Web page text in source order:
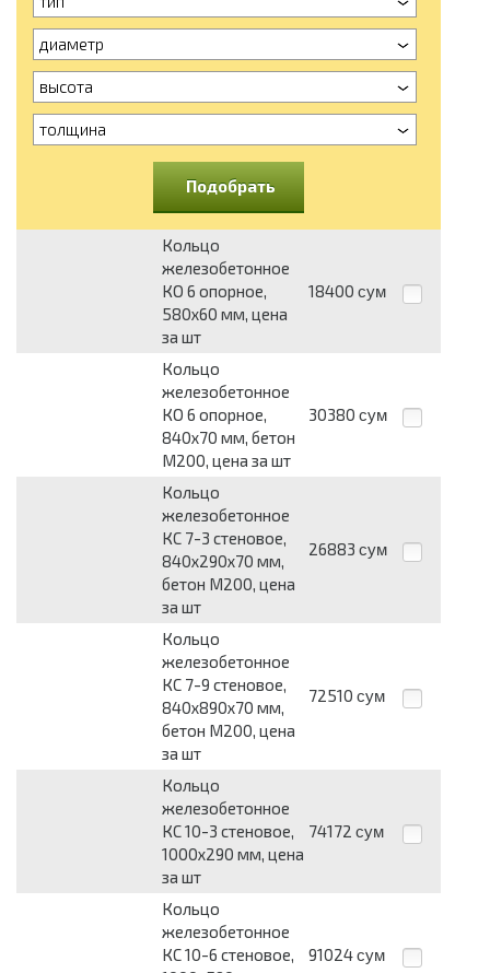
диаметр
высота
толщина
Подобрать
Кольцо
железобетонное
КО 6 опорное,
580х60 мм, цена
за шт
18400 сум
Кольцо
железобетонное
КО 6 опорное,
840х70 мм, бетон
М200, цена за шт
30380 сум
Кольцо
железобетонное
КС 7-3 стеновое,
840х290х70 мм,
бетон М200, цена
за шт
26883 сум
Кольцо
железобетонное
КС 7-9 стеновое,
840х890х70 мм,
бетон М200, цена
за шт
72510 сум
Кольцо
железобетонное
КС 10-3 стеновое,
1000х290 мм, цена
за шт
74172 сум
Кольцо
железобетонное
КС 10-6 стеновое,
91024 сум